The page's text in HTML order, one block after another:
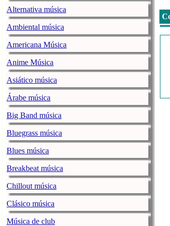
Alternativa música
Ambiental música
Americana Música
Anime Música
Asiático música
Árabe música
Big Band música
Bluegrass música
Blues música
Breakbeat música
Chillout música
Clásico música
Música de club